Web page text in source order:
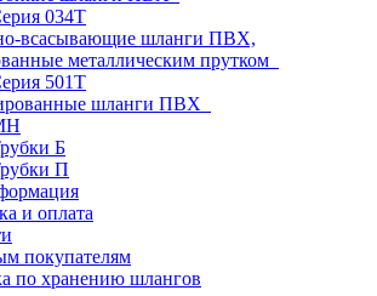
034Т
всасывающие шланги ПВХ,
металлическим прутком
501T
шланги ПВХ
Б
П
и оплата
покупателям
по хранению шлангов